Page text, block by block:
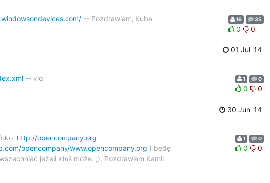
-- Pozdrawiam, Kuba
16 35
0 0
01 Jul '14
-- viq 1 0
0 0
30 Jun '14
http://opencompany.org
opencompany/www.opencompany.org ) będę
jeżeli ktoś może. ;). Pozdrawiam Kamil
1 0
0 0